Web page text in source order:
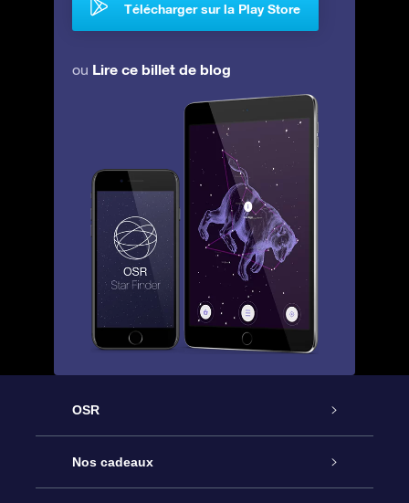
Télécharger sur la Play Store
ou Lire ce billet de blog
OSR
Service
Nos cadeaux